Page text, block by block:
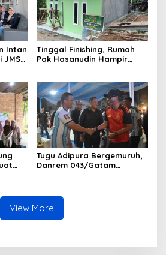
Intan
JMSI
Tinggal Finishing, Rumah
Pak Hasanudin Hampir
Membangun Desa)
Tugu Adipura Bergemuruh,
Danrem 043/Gatam
2026
View More